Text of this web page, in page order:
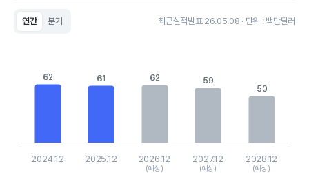
연간 분기 최근실적발표 26.05.08 · 단위 : 백만달러
The chart has 1 X axis displaying categories.
The chart has 1 Y axis displaying values. Data ranges from
62
62 61
61 62
62 59
59
50
50
2024.12 2025.12 2026.12
(예상)
2027.12
(예상)
2028.12
(예상)